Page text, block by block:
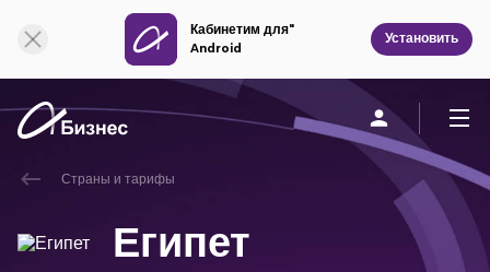
Кабинетим для"
Android
Установить
О компании
Страны и тарифы
Египет
Онлайн поддержка